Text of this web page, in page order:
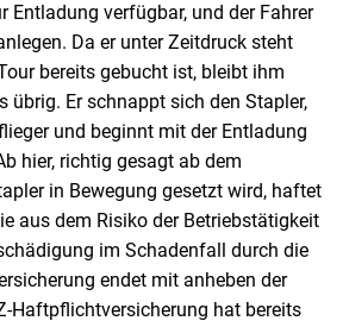
Entladung verfügbar, und der Fahrer
Da er unter Zeitdruck steht
bereits gebucht ist, bleibt ihm
übrig. Er schnappt sich den Stapler,
und beginnt mit der Entladung
hier, richtig gesagt ab dem
in Bewegung gesetzt wird, haftet
aus dem Risiko der Betriebstätigkeit
im Schadenfall durch die
endet mit anheben der
Haftpflichtversicherung hat bereits